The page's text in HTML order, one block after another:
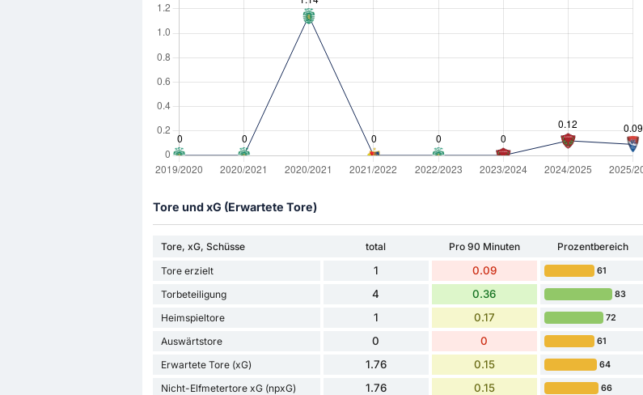
Tore und xG (Erwartete Tore)
Tore, xG, Schüsse total Pro 90 Minuten
Prozentbereich
Tore erzielt
1 0.09 61
Torbeteiligung 4 0.36 83
Heimspieltore 1 0.17 72
Auswärtstore 0 0 61
Erwartete Tore (xG) 1.76 0.15 64
Nicht-Elfmetertore xG (npxG) 1.76 0.15 66